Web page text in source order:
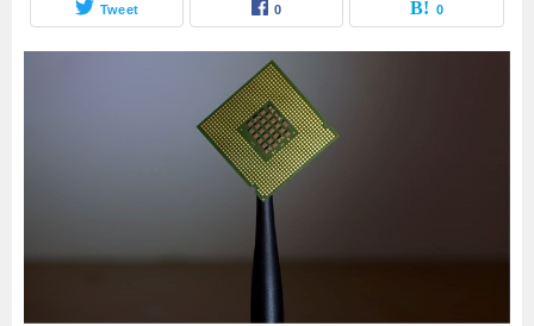
Tweet 0 0